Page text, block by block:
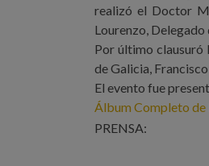
realizó el Doctor
Lourenzo, Delegado
Por último clausuró
de Galicia,
El evento fue
Álbum Completo de
PRENSA: